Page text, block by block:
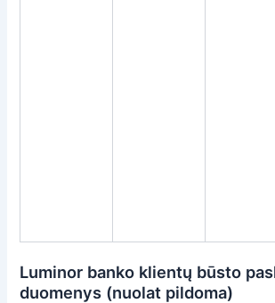
Luminor banko klientų būsto
duomenys (nuolat pildoma)